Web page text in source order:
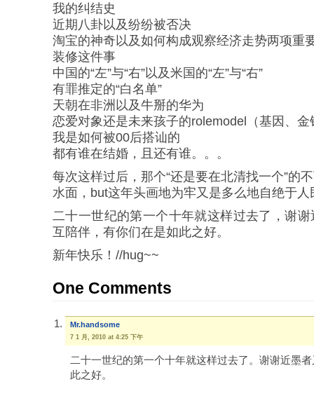
我的纠结史
近期八卦以及纷纷被否决
淘宝的神奇以及如何构成观察经济走势两项重
装修这件事
中国的“左”与“右”以及米国的“左”与“右”
有罪推定的“白名单”
天朝在非洲以及牛掰的华为
恋爱对象还是未来孩子的rolemodel（基因、金
我是如何被00后搭讪的
都有谁在结婚，且还有谁。。。
每次这样过后，那个“还是要在北清找一个”的
水面，but这年头画地为牢又是多么地自绝于人
二十一世纪的第一个十年就这样过去了，谢
互陪伴，有你们在是如此之好。
新年快乐！//hug~~
One Comments
Mr.handsome
7 1 月, 2010 at 4:25 下午
二十一世纪的第一个十年就这样过去了。谢谢近墨
此之好。